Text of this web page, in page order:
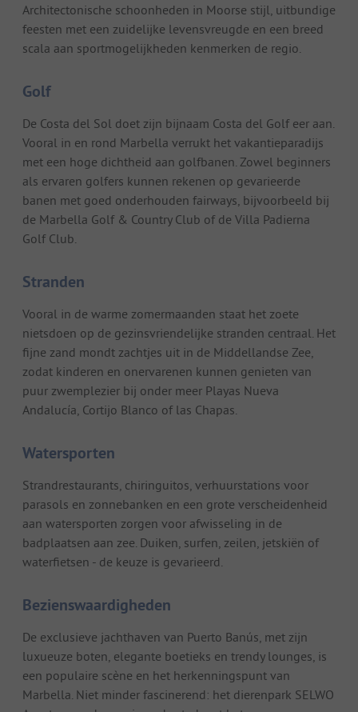
Architectonische schoonheden in Moorse stijl, uitbundige
feesten met een zuidelijke levensvreugde en een breed
scala aan sportmogelijkheden kenmerken de regio.
Golf
De Costa del Sol doet zijn bijnaam Costa del Golf eer aan.
Vooral in en rond Marbella verrukt het vakantieparadijs
met een hoge dichtheid aan golfbanen. Zowel beginners
als ervaren golfers kunnen rekenen op gevarieerde
banen met goed onderhouden fairways, bijvoorbeeld bij
de Marbella Golf & Country Club of de Villa Padierna
Golf Club.
Stranden
Vooral in de warme zomermaanden staat het zoete
nietsdoen op de gezinsvriendelijke stranden centraal. Het
fijne zand mondt zachtjes uit in de Middellandse Zee,
zodat kinderen en onervarenen kunnen genieten van
puur zwemplezier bij onder meer Playas Nueva
Andalucía, Cortijo Blanco of las Chapas.
Watersporten
Strandrestaurants, chiringuitos, verhuurstations voor
parasols en zonnebanken en een grote verscheidenheid
aan watersporten zorgen voor afwisseling in de
badplaatsen aan zee. Duiken, surfen, zeilen, jetskiën of
waterfietsen - de keuze is gevarieerd.
Bezienswaardigheden
De exclusieve jachthaven van Puerto Banús, met zijn
luxueuze boten, elegante boetieks en trendy lounges, is
een populaire scène en het herkenningspunt van
Marbella. Niet minder fascinerend: het dierenpark SELWO